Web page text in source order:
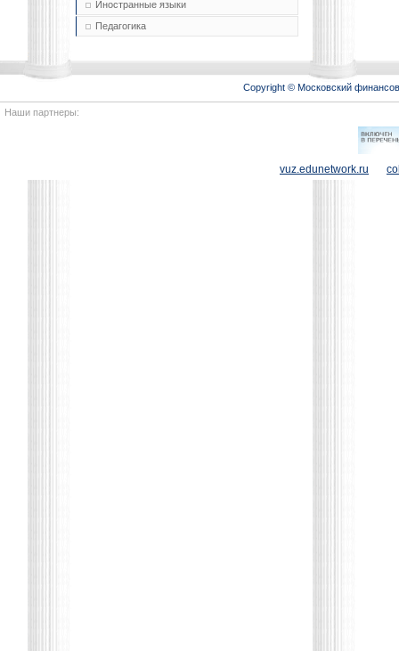
Иностранные языки
Педагогика
Copyright © Московский
Наши партнеры:
vuz.edunetwork.ru